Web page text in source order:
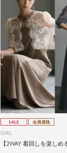
SALE 会員価格
GIRL
【2WAY 着回しを楽しめ